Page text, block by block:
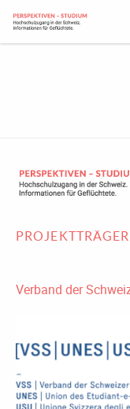
PROJEKTTRÄGER
Verband der